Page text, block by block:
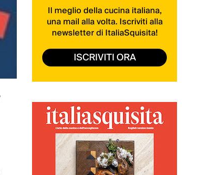
Il meglio della cucina italiana,
una mail alla volta. Iscriviti alla
newsletter di ItaliaSquisita!
ISCRIVITI ORA